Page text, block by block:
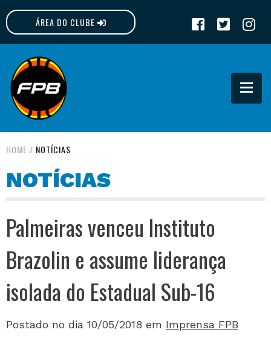
ÁREA DO CLUBE
FPB
HOME / NOTÍCIAS
NOTÍCIAS
Palmeiras venceu Instituto
Brazolin e assume liderança
isolada do Estadual Sub-16
Postado no dia 10/05/2018 em Imprensa FPB